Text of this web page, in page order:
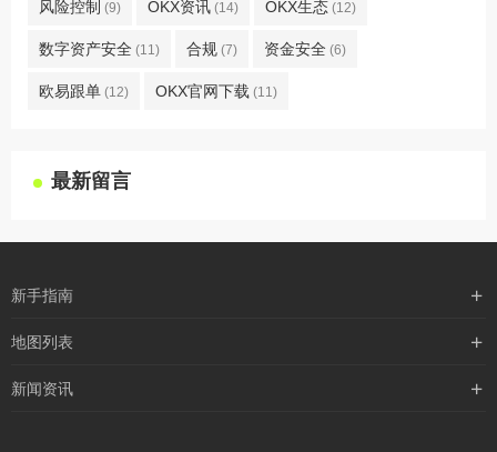
风险控制 (9) OKX资讯 (14) OKX生态 (12)
数字资产安全 (11) 合规 (7) 资金安全 (6)
欧易跟单 (12) OKX官网下载 (11)
最新留言
新手指南
购买流程
地图列表
最新文章
新闻资讯